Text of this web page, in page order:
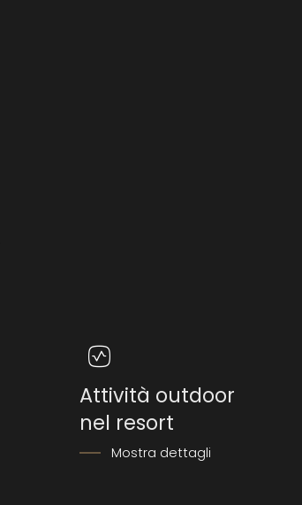
Attività outdoor
nel resort
Mostra dettagli